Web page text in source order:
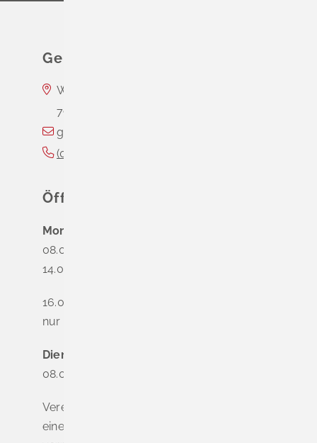
Gemeinde Schliengen
Wasserschloss Entenstein
79418
gemeinde@schliengen.de
(0
Öffnungszeiten
Montag
08.00 - 12.00 Uhr
14.00 - 16.00 Uhr
16.00 - 18.00 Uhr
nur nach Terminvereinbarung
Dienstag - Freitag
08.00 - 12.00 Uhr
Vereinbaren Sie online oder telefonisch
einen Termin, um Wartezeiten zu